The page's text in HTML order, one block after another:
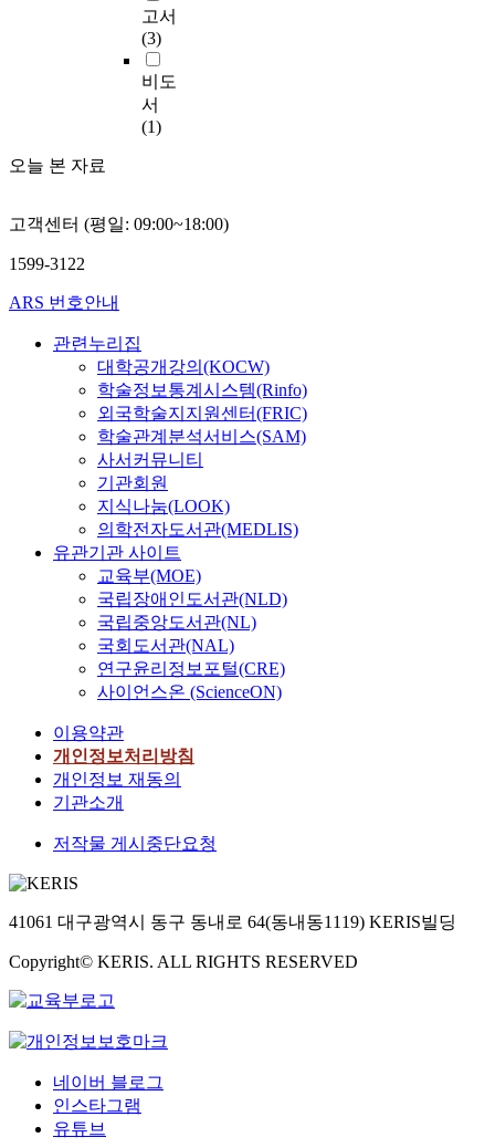
고서
(3)
비도
서
(1)
오늘 본 자료
고객센터 (평일: 09:00~18:00)
1599-3122
ARS 번호안내
관련누리집
대학공개강의(KOCW)
학술정보통계시스템(Rinfo)
외국학술지지원센터(FRIC)
학술관계분석서비스(SAM)
사서커뮤니티
기관회원
지식나눔(LOOK)
의학전자도서관(MEDLIS)
유관기관 사이트
교육부(MOE)
국립장애인도서관(NLD)
국립중앙도서관(NL)
국회도서관(NAL)
연구윤리정보포털(CRE)
사이언스온 (ScienceON)
이용약관
개인정보처리방침
개인정보 재동의
기관소개
저작물 게시중단요청
41061 대구광역시 동구 동내로 64(동내동1119) KERIS빌딩
Copyright© KERIS. ALL RIGHTS RESERVED
네이버 블로그
인스타그램
유튜브